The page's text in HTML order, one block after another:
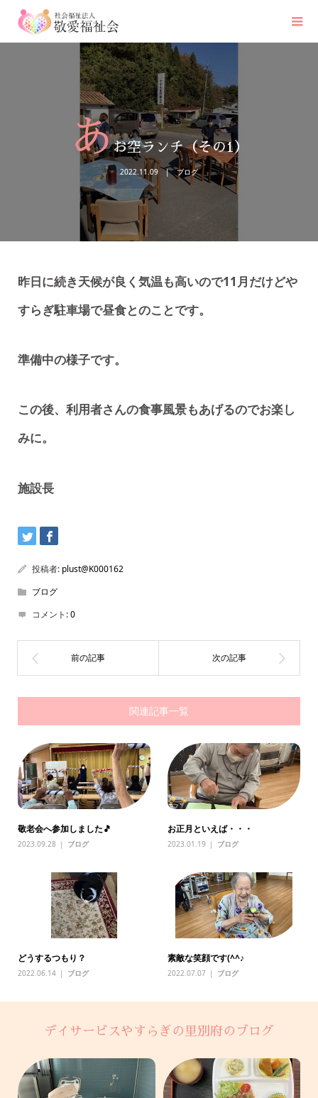
あお空ランチ（その1）
2022.11.09 ブログ
昨日に続き天候が良く気温も高いので11月だけどや
すらぎ駐車場で昼食とのことです。
準備中の様子です。
この後、利用者さんの食事風景もあげるのでお楽し
みに。
施設長
投稿者: plust@K000162
ブログ
コメント:0
関連記事一覧
敬老会へ参加しました🎵
2023.09.28 ブログ
お正月といえば・・・
2023.01.19 ブログ
どうするつもり？
2022.06.14 ブログ
素敵な笑顔です(^^♪
2022.07.07 ブログ
デイサービスやすらぎの里別府のブログ